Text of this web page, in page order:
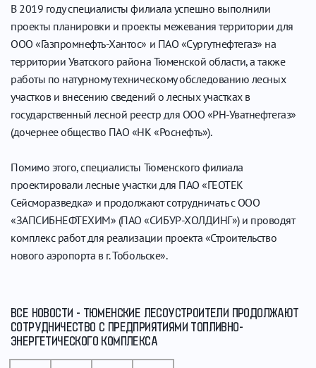
В 2019 году специалисты филиала успешно выполнили
проекты планировки и проекты межевания территории для
ООО «Газпромнефть-Хантос» и ПАО «Сургутнефтегаз» на
территории Уватского района Тюменской области, а также
работы по натурному техническому обследованию лесных
участков и внесению сведений о лесных участках в
государственный лесной реестр для ООО «РН-Уватнефтегаз»
(дочернее общество ПАО «НК «Роснефть»).
Помимо этого, специалисты Тюменского филиала
проектировали лесные участки для ПАО «ГЕОТЕК
Сейсморазведка» и продолжают сотрудничать с ООО
«ЗАПСИБНЕФТЕХИМ» (ПАО «СИБУР-ХОЛДИНГ») и проводят
комплекс работ для реализации проекта «Строительство
нового аэропорта в г. Тобольске».
ВСЕ НОВОСТИ - ТЮМЕНСКИЕ ЛЕСОУСТРОИТЕЛИ ПРОДОЛЖАЮТ
СОТРУДНИЧЕСТВО С ПРЕДПРИЯТИЯМИ ТОПЛИВНО-
ЭНЕРГЕТИЧЕСКОГО КОМПЛЕКСА